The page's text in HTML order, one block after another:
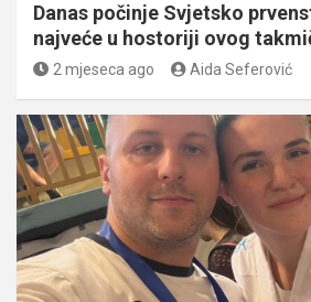
Danas počinje Svjetsko
najveće u hostoriji ovog
2 mjeseca ago Aida Seferović